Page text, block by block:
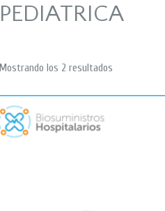
PEDIATRICA
Mostrando los 2 resultados